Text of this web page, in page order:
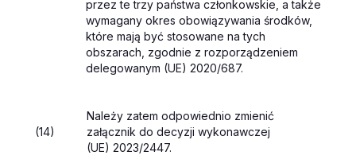
przez te trzy państwa członkowskie, a także
wymagany okres obowiązywania środków,
które mają być stosowane na tych
obszarach, zgodnie z rozporządzeniem
delegowanym (UE) 2020/687.
(14)
Należy zatem odpowiednio zmienić
załącznik do decyzji wykonawczej
(UE) 2023/2447.